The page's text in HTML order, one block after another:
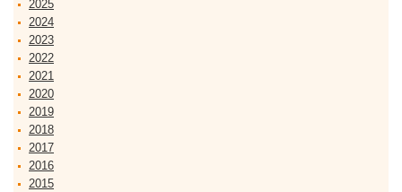
2025
2024
2023
2022
2021
2020
2019
2018
2017
2016
2015